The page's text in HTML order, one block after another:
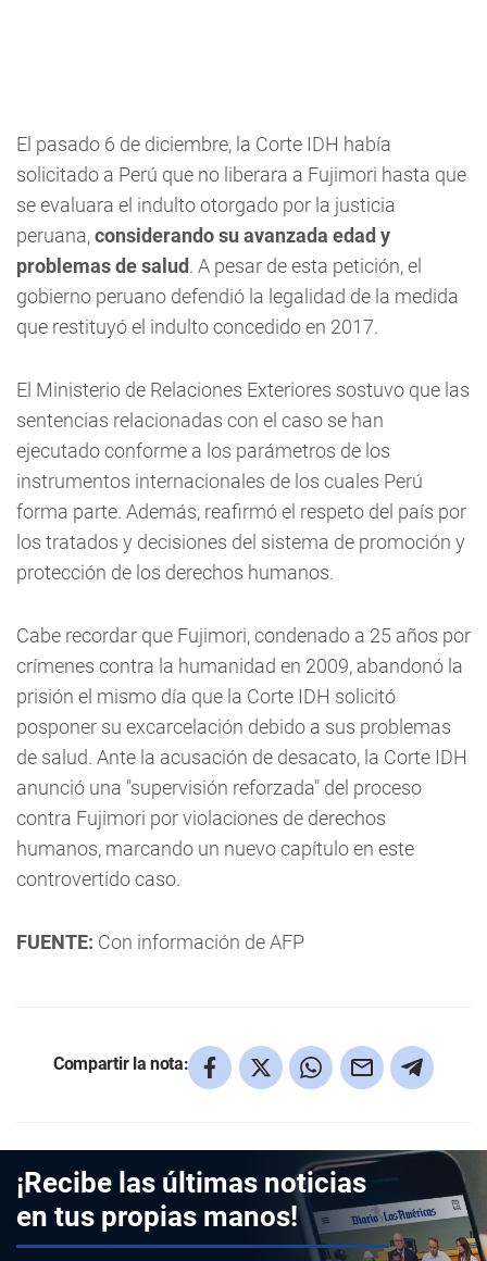
El pasado 6 de diciembre, la Corte IDH había
solicitado a Perú que no liberara a Fujimori hasta que
se evaluara el indulto otorgado por la justicia
peruana,considerando su avanzada edad y
problemas de salud. A pesar de esta petición, el
gobierno peruano defendió la legalidad de la medida
que restituyó el indulto concedido en 2017.
El Ministerio de Relaciones Exteriores sostuvo que las
sentencias relacionadas con el caso se han
ejecutado conforme a los parámetros de los
instrumentos internacionales de los cuales Perú
forma parte. Además, reafirmó el respeto del país por
los tratados y decisiones del sistema de promoción y
protección de los derechos humanos.
Cabe recordar que Fujimori, condenado a 25 años por
crímenes contra la humanidad en 2009, abandonó la
prisión el mismo día que la Corte IDH solicitó
posponer su excarcelación debido a sus problemas
de salud. Ante la acusación de desacato, la Corte IDH
anunció una "supervisión reforzada" del proceso
contra Fujimori por violaciones de derechos
humanos, marcando un nuevo capítulo en este
controvertido caso.
FUENTE: Con información de AFP
Compartir la nota:
¡Recibe las últimas noticias
en tus propias manos!